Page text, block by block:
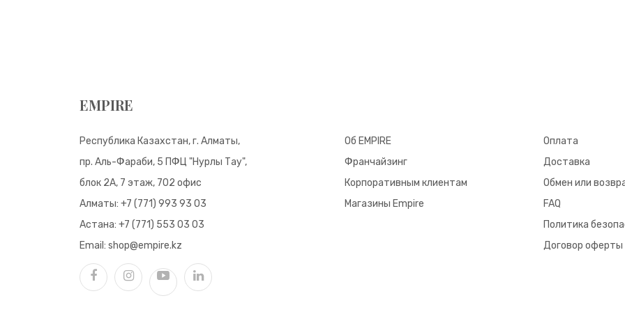
EMPIRE
Республика Казахстан, г. Алматы,
пр. Аль-Фараби, 5 ПФЦ "Нурлы Тау",
блок 2А, 7 этаж, 702 офис
Алматы: +7 (771) 993 93 03
Астана: +7 (771) 553 03 03
Email: shop@empire.kz
Об EMPIRE
Франчайзинг
Корпоративным клиентам
Магазины Empire
Оплата
Доставка
Обмен или
FAQ
Политика
Договор оферты